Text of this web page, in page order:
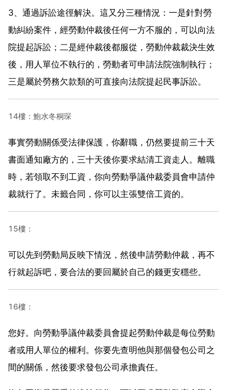
3、通過訴訟途徑解決。這又分三種情況：一是針對勞
動糾紛案件，經勞動仲裁後任何一方不服的，可以向法
院提起訴訟；二是經仲裁後都服從，勞動仲裁裁決生效
後，用人單位不執行的，勞動者可申請法院強制執行；
三是屬於勞務欠款類的可直接向法院提起民事訴訟。
14樓：鮑水冬桐琛
事實勞動關係受法律保護，你辭職，仍然要提前三十天
書面通知廠方的，三十天後你要求結清工資走人。離職
時，若領取不到工資，你向勞動爭議仲裁委員會申請仲
裁就行了。未籤合同，你可以主張雙倍工資的。
15樓：
可以先到勞動局反映下情況，然後申請勞動仲裁，再不
行就起訴吧，要合法的要回屬於自己的錢更安穩些。
16樓：
您好。向勞動爭議仲裁委員會提起勞動仲裁是每位勞動
者或用人單位的權利。你要先查明他與那個發包公司之
間的關係，然後要求發包公司承擔責任。